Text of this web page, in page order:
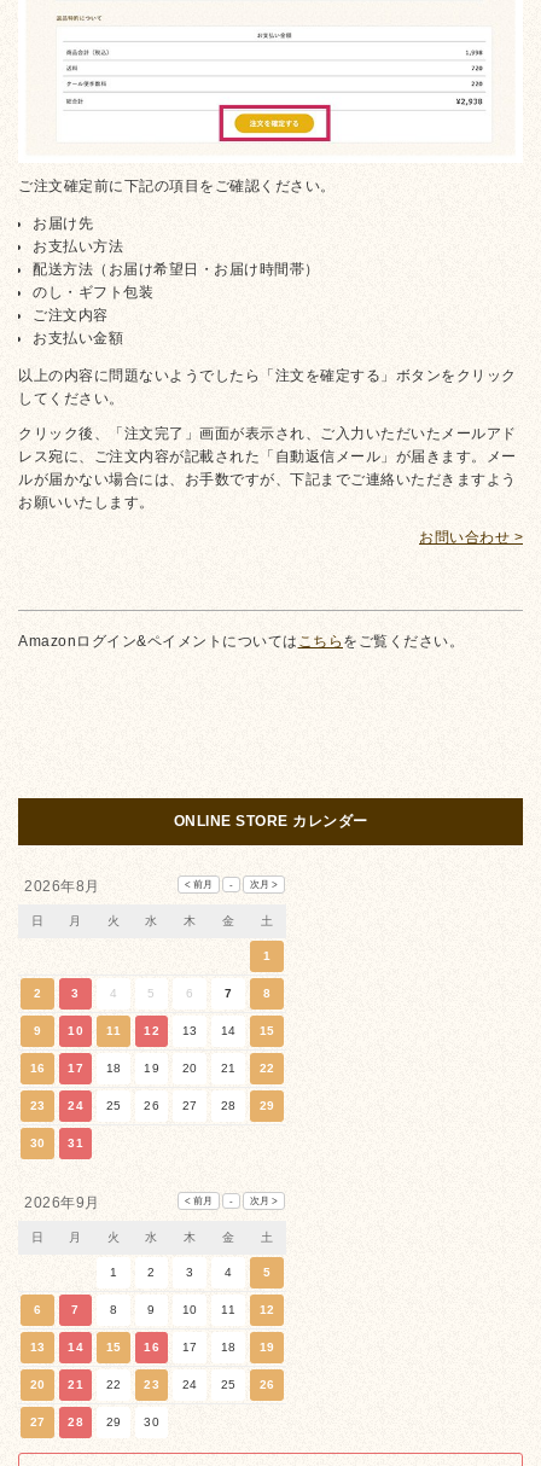
ご注文確定前に下記の項目をご確認ください。
お届け先
お支払い方法
配送方法（お届け希望日・お届け時間帯）
のし・ギフト包装
ご注文内容
お支払い金額
以上の内容に問題ないようでしたら「注文を確定する」ボタンをクリック
してください。
クリック後、「注文完了」画面が表示され、ご入力いただいたメールアド
レス宛に、ご注文内容が記載された「自動返信メール」が届きます。メー
ルが届かない場合には、お手数ですが、下記までご連絡いただきますよう
お願いいたします。
お問い合わせ >
Amazonログイン&ペイメントについては こちら をご覧ください。
ONLINE STORE カレンダー
2026年8月
日 月 火 水 木 金 土
1
2 3 4 5 6 7 8
9 10 11 12 13 14 15
16 17 18 19 20 21 22
23 24 25 26 27 28 29
30 31
2026年9月
日 月 火 水 木 金 土
1 2 3 4 5
6 7 8 9 10 11 12
13 14 15 16 17 18 19
20 21 22 23 24 25 26
27 28 29 30